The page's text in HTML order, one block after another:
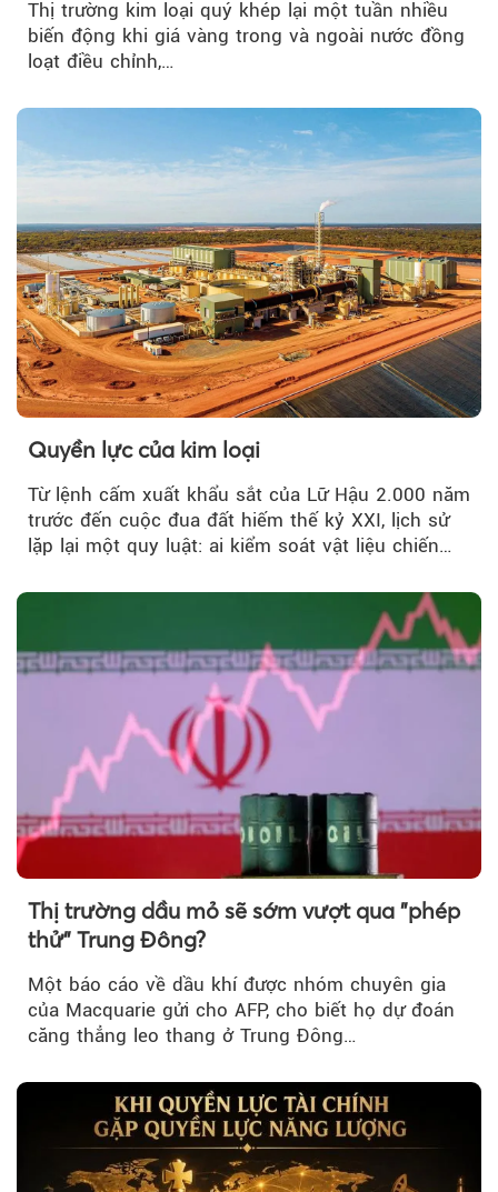
Thị trường kim loại quý khép lại một tuần nhiều
biến động khi giá vàng trong và ngoài nước đồng
loạt điều chỉnh,…
Quyền lực của kim loại
Từ lệnh cấm xuất khẩu sắt của Lữ Hậu 2.000 năm
trước đến cuộc đua đất hiếm thế kỷ XXI, lịch sử
lặp lại một quy luật: ai kiểm soát vật liệu chiến
Thị trường dầu mỏ sẽ sớm vượt qua "phép
thử" Trung Đông?
Một báo cáo về dầu khí được nhóm chuyên gia
của Macquarie gửi cho AFP, cho biết họ dự đoán
căng thẳng leo thang ở Trung Đông…